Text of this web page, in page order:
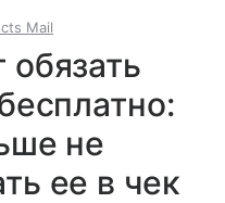
Mail
не
ее в чек